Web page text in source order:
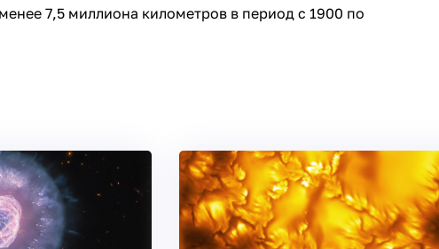
7,5 миллиона километров в период с 1900 по